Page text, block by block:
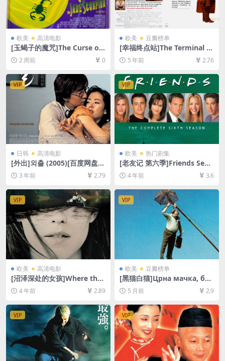
欧美 高清电影
[玉蝎子的魔咒]The Curse of
the Jade Scorpion (2001)[百
度网盘+夸克网盘1080P超清
未删减资源][网盘在线播放/下
载][MP4/6.8GB][中英字幕]
2 周前 0
欧美 豆瓣榜单
[幸福终点站]The Terminal (2
004)[百度网盘+迅雷云盘资源
1080P超清未删减][MP4/8.3G
B][中英字幕]
5 年前 2.76
VIP
日韩 高清电影
[外出]외출 (2005)[百度网盘
+迅雷云盘资源1080P超清未
删减][MP4/6.6GB][韩语中字]
3 年前 2.79
VIP
欧美 热门剧集
[老友记 第六季]Friends Seas
on 6 (1999)[百度网盘+夸克网
盘资源1080P超清未删减][MP
4/31GB][中英字幕]
4 年前 3.6
VIP
欧美 高清电影
[沼泽深处的女孩]Where the
Crawdads Sing (2022)[百度
网盘+迅雷云盘资源1080P超
字幕]
4 年前 2.89
VIP
欧美 豆瓣榜单
[黑猫白猫]Црна мачка, бел
и мачор (1998)[百度网盘
+夸克网盘1080P超清未删减
4/8GB][中文字幕]
5 月前 2.9
VIP VIP